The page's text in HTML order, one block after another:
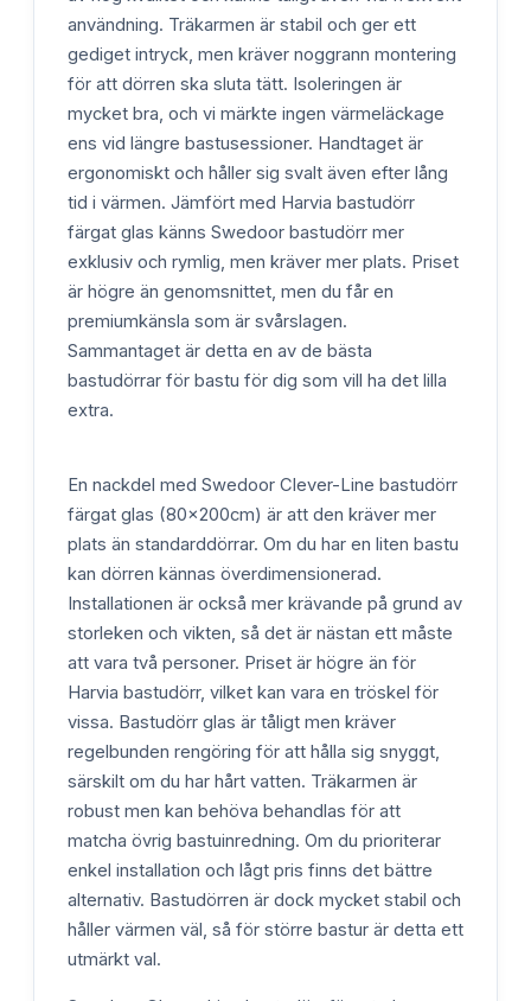
användning. Träkarmen är stabil och ger ett
gediget intryck, men kräver noggrann montering
för att dörren ska sluta tätt. Isoleringen är
mycket bra, och vi märkte ingen värmeläckage
ens vid längre bastusessioner. Handtaget är
ergonomiskt och håller sig svalt även efter lång
tid i värmen. Jämfört med Harvia bastudörr
färgat glas känns Swedoor bastudörr mer
exklusiv och rymlig, men kräver mer plats. Priset
är högre än genomsnittet, men du får en
premiumkänsla som är svårslagen.
Sammantaget är detta en av de bästa
bastudörrar för bastu för dig som vill ha det lilla
extra.
En nackdel med Swedoor Clever-Line bastudörr
färgat glas (80x200cm) är att den kräver mer
plats än standarddörrar. Om du har en liten bastu
kan dörren kännas överdimensionerad.
Installationen är också mer krävande på grund av
storleken och vikten, så det är nästan ett måste
att vara två personer. Priset är högre än för
Harvia bastudörr, vilket kan vara en tröskel för
vissa. Bastudörr glas är tåligt men kräver
regelbunden rengöring för att hålla sig snyggt,
särskilt om du har hårt vatten. Träkarmen är
robust men kan behöva behandlas för att
matcha övrig bastuinredning. Om du prioriterar
enkel installation och lågt pris finns det bättre
alternativ. Bastudörren är dock mycket stabil och
håller värmen väl, så för större bastur är detta ett
utmärkt val.